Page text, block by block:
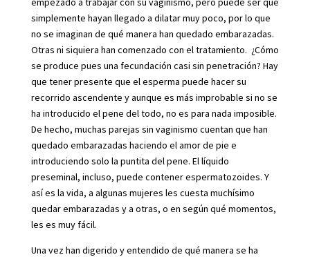
simplemente hayan llegado a dilatar muy poco, por lo que
no se imaginan de qué manera han quedado embarazadas.
Otras ni siquiera han comenzado con el tratamiento. ¿Cómo
se produce pues una fecundación casi sin penetración? Hay
que tener presente que el esperma puede hacer su
recorrido ascendente y aunque es más improbable si no se
ha introducido el pene del todo, no es para nada imposible.
De hecho, muchas parejas sin vaginismo cuentan que han
quedado embarazadas haciendo el amor de pie e
introduciendo solo la puntita del pene. El líquido
preseminal, incluso, puede contener espermatozoides. Y
así es la vida, a algunas mujeres les cuesta muchísimo
quedar embarazadas y a otras, o en según qué momentos,
les es muy fácil.
Una vez han digerido y entendido de qué manera se ha